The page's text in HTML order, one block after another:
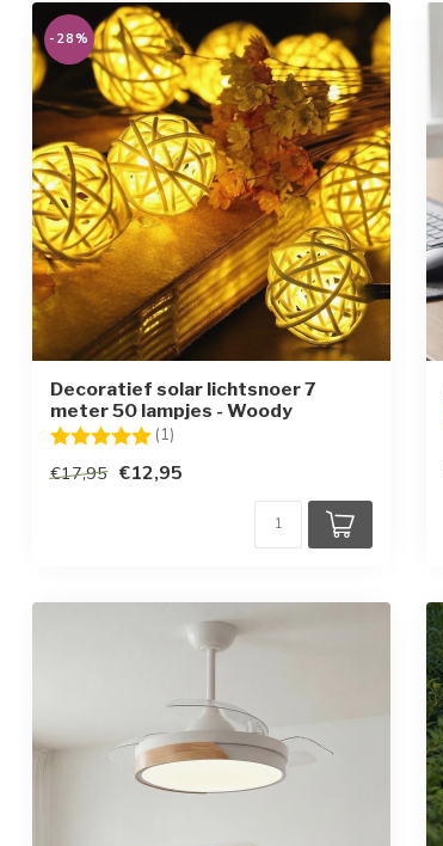
-28%
Decoratief solar lichtsnoer 7
meter 50 lampjes - Woody
Beoordeling: (1)
€17,95 €12,95